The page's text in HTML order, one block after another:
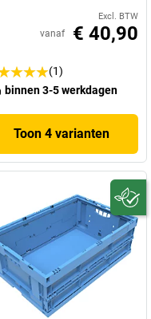
Excl. BTW
vanaf € 40,90
(1)
binnen 3-5 werkdagen
Toon 4 varianten